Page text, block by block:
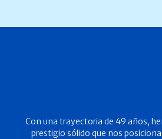
Con una trayectoria de 49 años,
prestigio sólido que nos